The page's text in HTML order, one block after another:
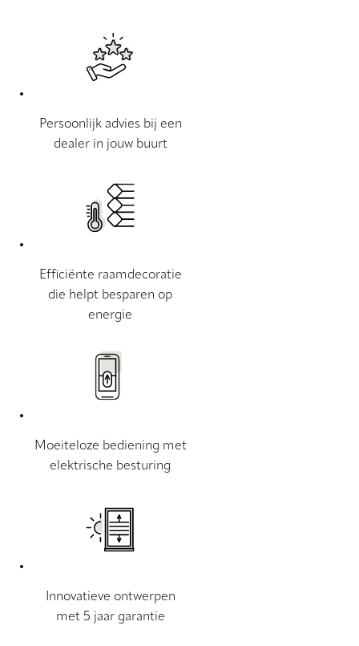
Persoonlijk advies bij een
dealer in jouw buurt
Efficiënte raamdecoratie
die helpt besparen op
energie
Moeiteloze bediening met
elektrische besturing
Innovatieve ontwerpen
met 5 jaar garantie